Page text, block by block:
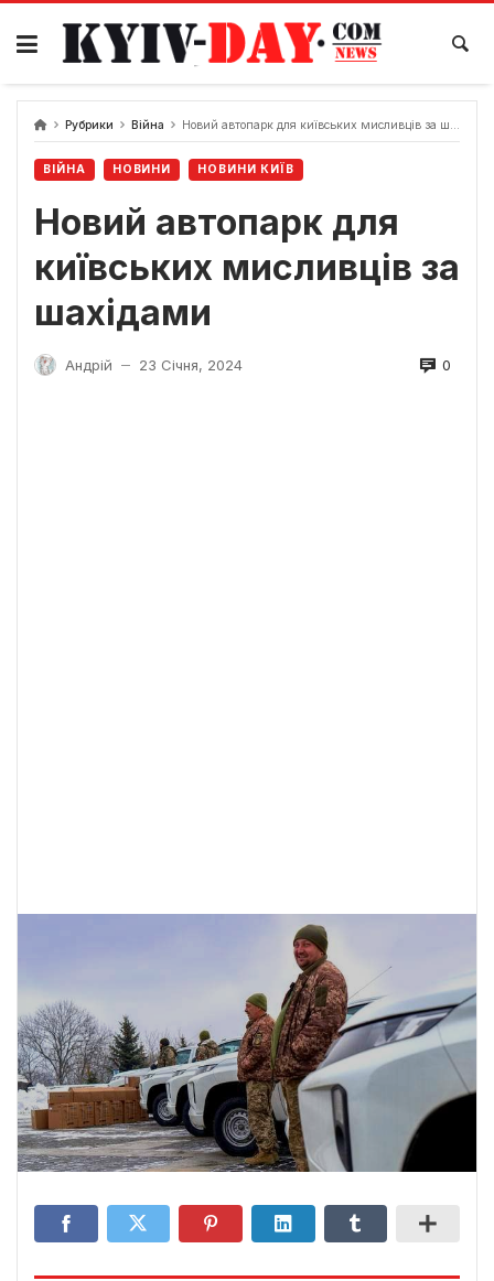
Перейти
вмісту
Рубрики Війна Новий автопарк для київських мисливців за шахідами
ВІЙНА НОВИНИ НОВИНИ КИЇВ
Новий автопарк для
київських мисливців за
шахідами
Андрій — 23 Січня, 2024 0